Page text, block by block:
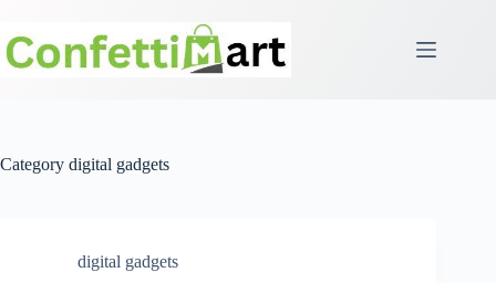
content
Category digital gadgets
digital gadgets